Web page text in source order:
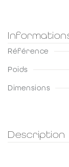
Référence
Poids
Dimensions
Description